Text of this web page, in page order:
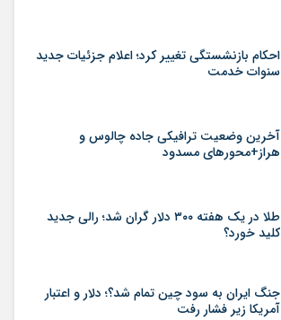
احکام بازنشستگی تغییر کرد؛ اعلام جزئیات جدید
سنوات خدمت
آخرین وضعیت ترافیکی جاده چالوس و
هراز+محورهای مسدود
طلا در یک هفته ۳۰۰ دلار گران شد؛ رالی جدید
کلید خورد؟
جنگ ایران به سود چین تمام شد؟؛ دلار و اعتبار
آمریکا زیر فشار رفت